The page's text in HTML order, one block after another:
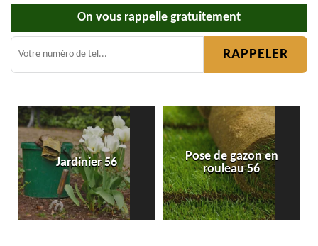
On vous rappelle gratuitement
Jardinier 56
Pose de gazon en
rouleau 56